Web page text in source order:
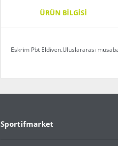
ÜRÜN BILGISI
Eskrim Pbt Eldiven.Uluslararası
Bu ürünün fiyat bilgisi, resim,
Ürün açıklamasında eksik
Sportifmarket